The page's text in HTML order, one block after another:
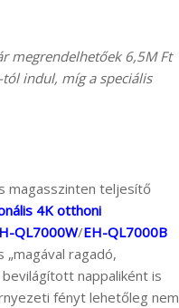
megrendelhetőek 6,5M Ft
indul, míg a speciális
magasszinten teljesítő
4K otthoni
QL7000W/EH-QL7000B
ragadó,
nappaliként is
fényt lehetőleg nem